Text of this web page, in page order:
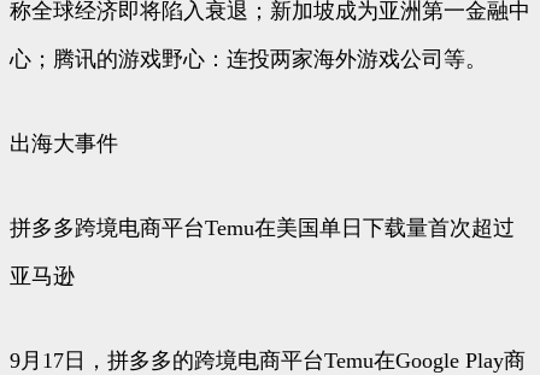
称全球经济即将陷入衰退；新加坡成为亚洲第一金融中
心；腾讯的游戏野心：连投两家海外游戏公司等。
出海大事件
拼多多跨境电商平台Temu在美国单日下载量首次超过
亚马逊
9月17日，拼多多的跨境电商平台Temu在Google Play商